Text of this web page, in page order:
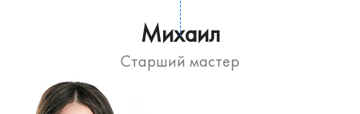
Михаил
Старший мастер